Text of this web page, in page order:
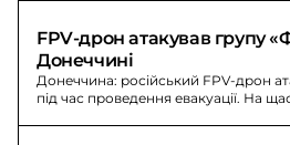
FPV-дрон атакував групу
Донеччині
Донеччина: російський FPV-дрон
під час проведення евакуації. На